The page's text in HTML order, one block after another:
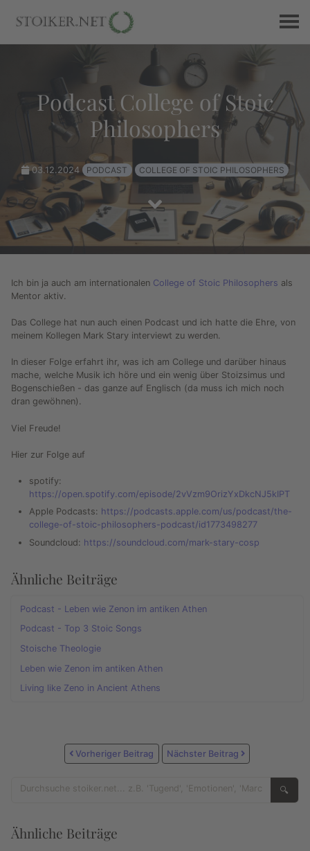
Podcast College of Stoic
Philosophers
03.12.2024 PODCAST COLLEGE OF STOIC PHILOSOPHERS
Ich bin ja auch am internationalen College of Stoic Philosophers als
Mentor aktiv.
Das College hat nun auch einen Podcast und ich hatte die Ehre, von
meinem Kollegen Mark Stary interviewt zu werden.
In dieser Folge erfahrt ihr, was ich am College und darüber hinaus
mache, welche Musik ich höre und ein wenig über Stoizsimus und
Bogenschießen - das ganze auf Englisch (da muss ich mich noch
dran gewöhnen).
Viel Freude!
Hier zur Folge auf
spotify:
https://open.spotify.com/episode/2vVzm9OrizYxDkcNJ5kIPT
Apple Podcasts: https://podcasts.apple.com/us/podcast/the-
college-of-stoic-philosophers-podcast/id1773498277
Soundcloud: https://soundcloud.com/mark-stary-cosp
Ähnliche Beiträge
Podcast - Leben wie Zenon im antiken Athen
Podcast - Top 3 Stoic Songs
Stoische Theologie
Leben wie Zenon im antiken Athen
Living like Zeno in Ancient Athens
Vorheriger Beitrag Nächster Beitrag
🔍
Ähnliche Beiträge